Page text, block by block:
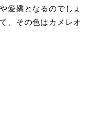
愛嬌となるのでしょ
、その色はカメレオ